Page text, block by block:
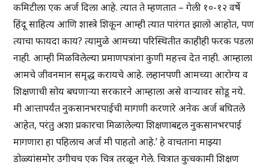
कमिटीला एक अर्ज दिला आहे. त्यात ते म्हणतात – गेली १०-१२ वर्षे
हिंदू साहित्य आणि शास्त्रे शिकून आम्ही त्यात पारंगत झालो आहोत, पण
त्याचा फायदा काय? त्यामुळे आमच्या परिस्थितीत काहीही फरक पडला
नाही. आम्ही मिळविलेल्या प्रमाणपत्रांना कुणी महत्त्व देत नाही. आम्हाला
आमचे जीवनमान समृद्ध करायचे आहे. लहानपणी आमच्या आरोग्य व
शिक्षणाची सोय बघणाऱ्या सरकारने आम्हाला असे वाऱ्यावर सोडू नये.
मी आत्तापर्यंत नुकसानभरपाईची मागणी करणारे अनेक अर्ज बघितले
आहेत, परंतु अशा प्रकारचा मिळालेल्या शिक्षणाबद्दल नुकसानभरपाई
मागणारा हा पहिलाच अर्ज मी पाहतो आहे.’ हे वाचताना माझ्या
डोळ्यांसमोर उगीचच एक चित्र तरळून गेले. चित्रात कुचकामी शिक्षण